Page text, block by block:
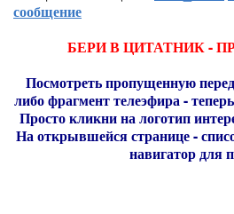
сообщение
БЕРИ В ЦИТАТНИК -
Посмотреть пропущенную
либо фрагмент телеэфира -
Просто кликни на логотип
На открывшейся странице -
навигатор для